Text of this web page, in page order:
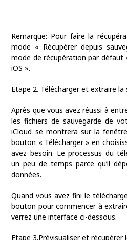
Remarque: Pour faire la
mode « Récupérer depuis
mode de récupération par défaut
iOS ».
Etape 2. Télécharger et extraire la
Après que vous avez réussi à
les fichiers de sauvegarde de
iCloud se montrera sur la
bouton « Télécharger » en
avez besoin. Le processus du
un peu de temps parce qu’il
données.
Quand vous avez fini le
bouton pour commencer à
verrez une interface ci-dessous.
Etape 3.Prévisualiser et récupérer